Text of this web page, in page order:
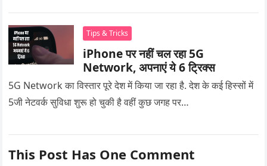
Tips & Tricks
iPhone पर नहीं चल रहा 5G
Network, अपनाएं ये 6 ट्रिक्स
5G Network का विस्तार पूरे देश में किया जा रहा है. देश के कई हिस्सों में
5जी नेटवर्क सुविधा शुरू हो चुकी है वहीं कुछ जगह पर…
This Post Has One Comment